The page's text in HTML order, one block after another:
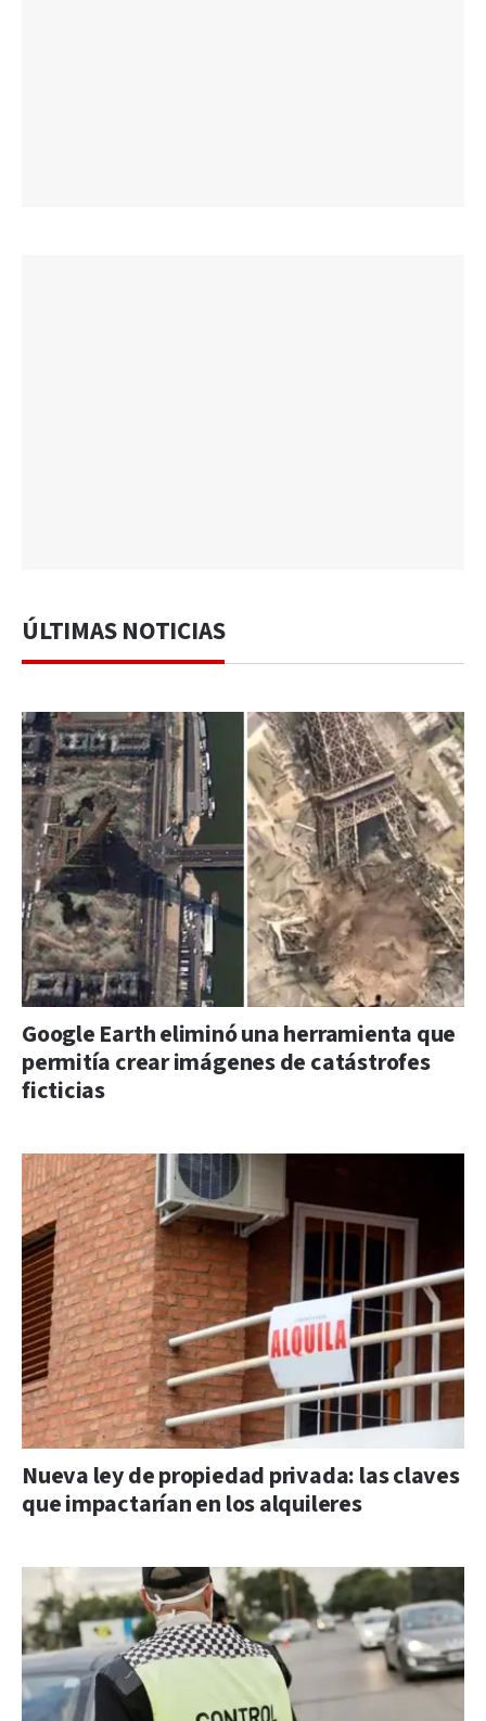
ÚLTIMAS NOTICIAS
Google Earth eliminó una herramienta que
permitía crear imágenes de catástrofes
ficticias
Nueva ley de propiedad privada: las claves
que impactarían en los alquileres